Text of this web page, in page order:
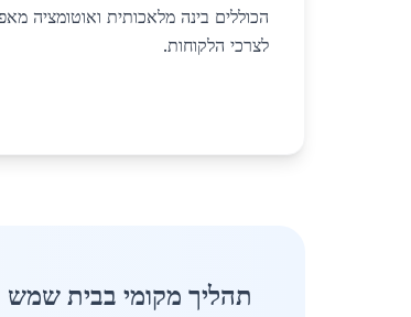
הכוללים בינה מלאכותית ואוטומציה
לצרכי הלקוחות.
תהליך מקומי בבית שמש